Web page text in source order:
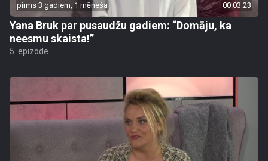
pirms 3 gadiem, 1 mēneša 00:03:23
Yana Bruk par pusaudžu gadiem: “Domāju, ka
neesmu skaista!”
5. epizode